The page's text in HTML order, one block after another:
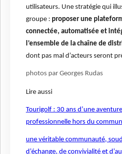
utilisateurs. Une stratégie qui
groupe : proposer une
connectée, automatisée et
l’ensemble de la chaîne de
dont pas mal d’acteurs seront
photos par Georges Rudas
Lire aussi
Tourigolf : 30 ans d’une
professionnelle hors du commun
une véritable communauté,
d’échange, de convivialité et